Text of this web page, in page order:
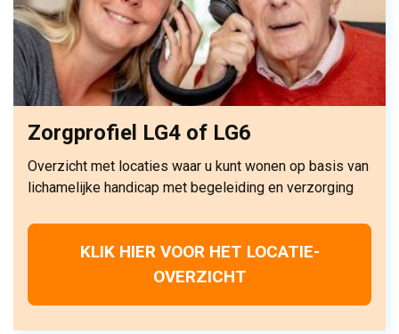
Zorgprofiel LG4 of LG6
Overzicht met locaties waar u kunt wonen op basis van
lichamelijke handicap met begeleiding en verzorging
KLIK HIER VOOR HET LOCATIE-
OVERZICHT